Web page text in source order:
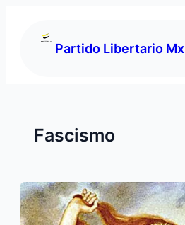
Partido Libertario Mx
Fascismo